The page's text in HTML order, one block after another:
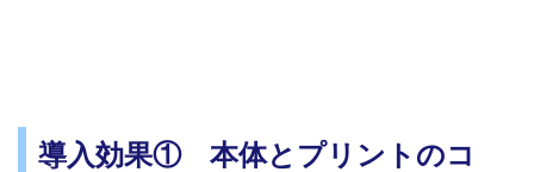
導入効果① 本体とプリントのコ